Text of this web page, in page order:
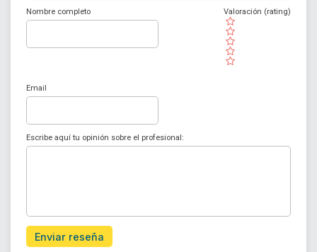
Nombre completo
( )
( )
( )
( )
( )
Valoración (rating)
Email
Escribe aquí tu opinión sobre el profesional:
Enviar reseña